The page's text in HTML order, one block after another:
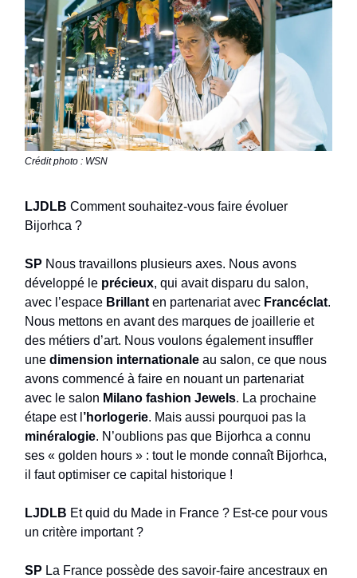
Crédit photo : WSN
LJDLB Comment souhaitez-vous faire évoluer
Bijorhca ?
SP Nous travaillons plusieurs axes. Nous avons
développé le précieux, qui avait disparu du salon,
avec l’espace Brillant en partenariat avec Francéclat.
Nous mettons en avant des marques de joaillerie et
des métiers d’art. Nous voulons également insuffler
une dimension internationale au salon, ce que nous
avons commencé à faire en nouant un partenariat
avec le salon Milano fashion Jewels. La prochaine
étape est l ’horlogerie. Mais aussi pourquoi pas la
minéralogie. N’oublions pas que Bijorhca a connu
ses « golden hours » : tout le monde connaît Bijorhca,
il faut optimiser ce capital historique !
LJDLB Et quid du Made in France ? Est-ce pour vous
un critère important ?
SP La France possède des savoir-faire ancestraux en